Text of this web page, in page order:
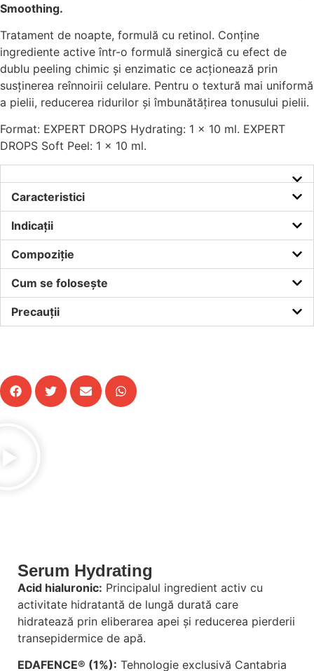
Smoothing.
Tratament de noapte, formulă cu retinol. Conține
ingrediente active într-o formulă sinergică cu efect de
dublu peeling chimic și enzimatic ce acționează prin
susținerea reînnoirii celulare. Pentru o textură mai uniformă
a pielii, reducerea ridurilor și îmbunătățirea tonusului pielii.
Format: EXPERT DROPS Hydrating: 1 x 10 ml. EXPERT
DROPS Soft Peel: 1 x 10 ml.
Caracteristici
Indicații
Compoziție
Cum se folosește
Precauții
Serum Hydrating
Acid hialuronic: Principalul ingredient activ cu
activitate hidratantă de lungă durată care
hidratează prin eliberarea apei și reducerea pierderii
transepidermice de apă.
EDAFENCE® (1%): Tehnologie exclusivă Cantabria